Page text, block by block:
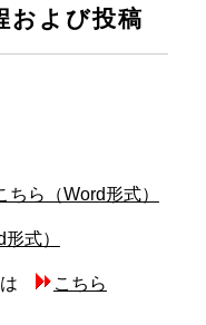
よび投稿
ちら（Word形式）
式）
は
こちら